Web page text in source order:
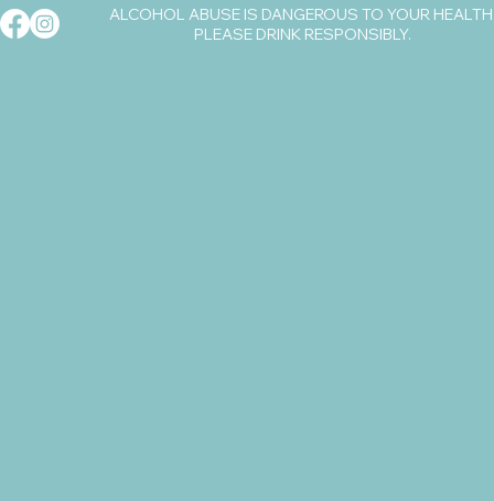
ALCOHOL ABUSE IS DANGEROUS TO YOUR
PLEASE DRINK RESPONSIBLY.